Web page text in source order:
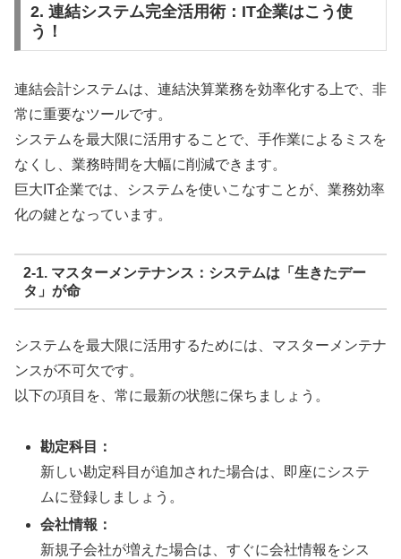
2. 連結システム完全活用術：IT企業はこう使
う！
連結会計システムは、連結決算業務を効率化する上で、非
常に重要なツールです。
システムを最大限に活用することで、手作業によるミスを
なくし、業務時間を大幅に削減できます。
巨大IT企業では、システムを使いこなすことが、業務効率
化の鍵となっています。
2-1. マスターメンテナンス：システムは「生きたデー
タ」が命
システムを最大限に活用するためには、マスターメンテナ
ンスが不可欠です。
以下の項目を、常に最新の状態に保ちましょう。
勘定科目：
新しい勘定科目が追加された場合は、即座にシステ
ムに登録しましょう。
会社情報：
新規子会社が増えた場合は、すぐに会社情報をシス